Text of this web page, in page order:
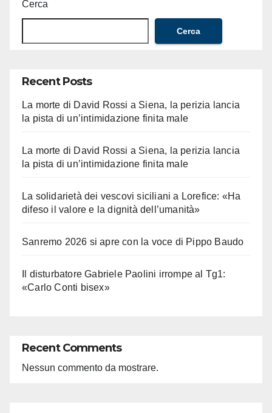
Cerca
Cerca
Recent Posts
La morte di David Rossi a Siena, la perizia lancia
la pista di un’intimidazione finita male
La morte di David Rossi a Siena, la perizia lancia
la pista di un’intimidazione finita male
La solidarietà dei vescovi siciliani a Lorefice: «Ha
difeso il valore e la dignità dell’umanità»
Sanremo 2026 si apre con la voce di Pippo Baudo
Il disturbatore Gabriele Paolini irrompe al Tg1:
«Carlo Conti bisex»
Recent Comments
Nessun commento da mostrare.